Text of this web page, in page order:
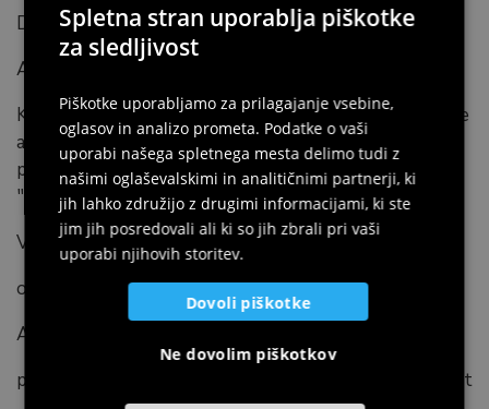
Davide Ceccato, violina in lutnje
Alice Populin Redivo, glas in keltska harfa
Koncert, zasnovan za naravne in zgodovinske okvirje, je
akustična, intimna in sanjava ponudba, ki poslušalca
potopi v starodavna vzdušja, ki odmevajo v okolici v
"simfoniji".
VIA DELLA FORNACE
od 20.00
Aperitiv in gledališka zabava
priporočena rezervacija turismo@comune.travesio.pn.it
GERMAN
SLOVENIAN
Spletna stran uporablja piškotke
za sledljivost
Piškotke uporabljamo za prilagajanje vsebine,
oglasov in analizo prometa. Podatke o vaši
uporabi našega spletnega mesta delimo tudi z
našimi oglaševalskimi in analitičnimi partnerji, ki
jih lahko združijo z drugimi informacijami, ki ste
jim jih posredovali ali ki so jih zbrali pri vaši
uporabi njihovih storitev.
Dovoli piškotke
Ne dovolim piškotkov